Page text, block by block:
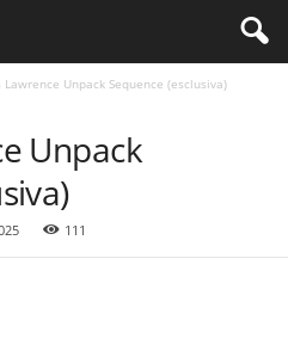
Lawrence Unpack Sequence (esclusiva)
Unpack
111